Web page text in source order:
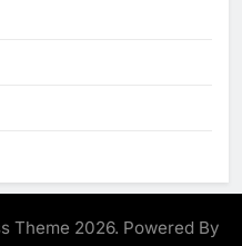
Theme 2026. Powered By